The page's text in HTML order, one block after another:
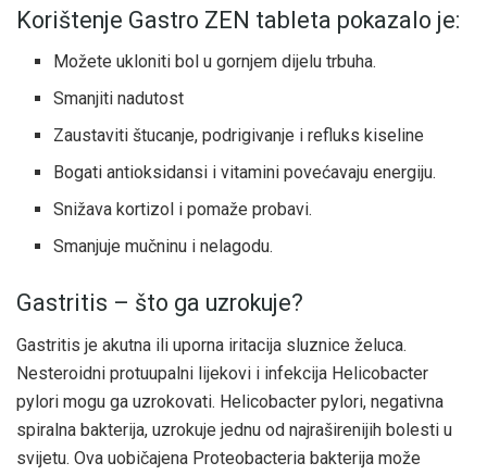
Korištenje Gastro ZEN tableta pokazalo je:
Možete ukloniti bol u gornjem dijelu trbuha.
Smanjiti nadutost
Zaustaviti štucanje, podrigivanje i refluks kiseline
Bogati antioksidansi i vitamini povećavaju energiju.
Snižava kortizol i pomaže probavi.
Smanjuje mučninu i nelagodu.
Gastritis – što ga uzrokuje?
Gastritis je akutna ili uporna iritacija sluznice želuca.
Nesteroidni protuupalni lijekovi i infekcija Helicobacter
pylori mogu ga uzrokovati. Helicobacter pylori, negativna
spiralna bakterija, uzrokuje jednu od najraširenijih bolesti u
svijetu. Ova uobičajena Proteobacteria bakterija može